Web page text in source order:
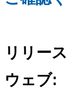
リリー
ウェブ: